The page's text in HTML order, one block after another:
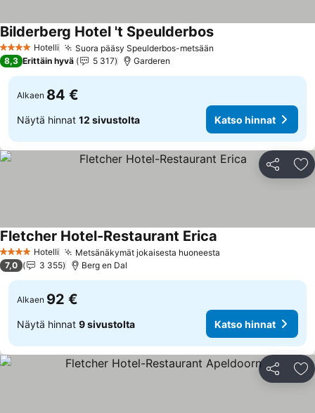
4 Tähtiluokitus
Hotelli Suora pääsy Speulderbos-metsään
Bilderberg Hotel 't SpeulderbosKatso hinnat
8,3 Erittäin hyvä 5 317 Garderen
Alkaen 84 €
Näytä hinnat 12 sivustolta Katso hinnat
Jaa
4 Tähtiluokitus
Hotelli Metsänäkymät jokaisesta huoneesta
Fletcher Hotel-Restaurant Erica
7,0 3 355 Berg en Dal
Alkaen 92 €
Näytä hinnat 9 sivustolta Katso hinnat
Jaa